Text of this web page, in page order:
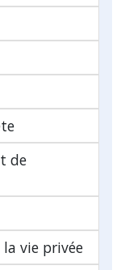
de
vie privée